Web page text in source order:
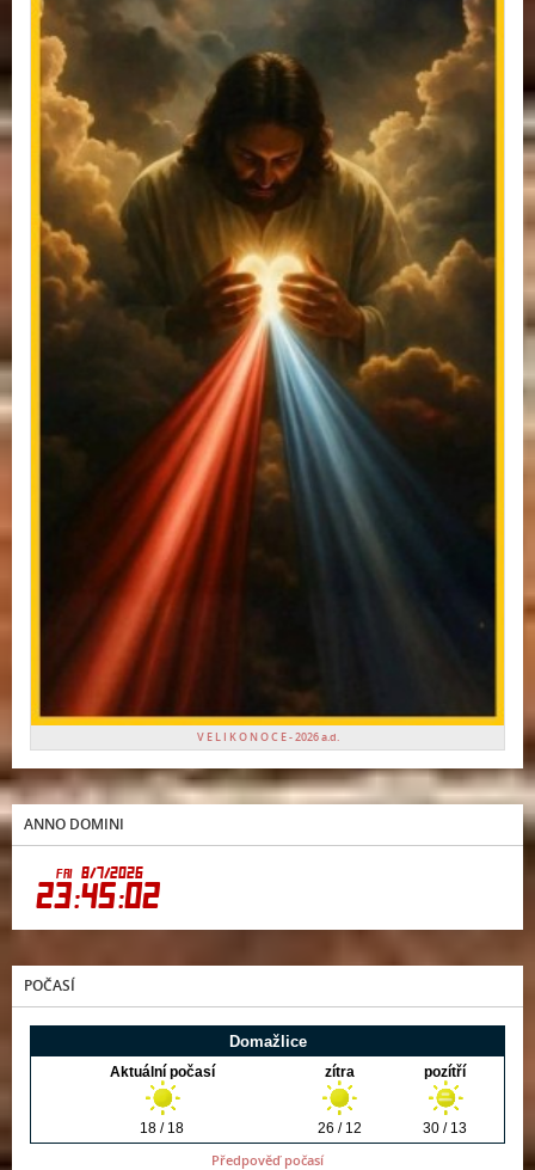
V E L I K O N O C E - 2026 a.d.
ANNO DOMINI
POČASÍ
Předpověď počasí